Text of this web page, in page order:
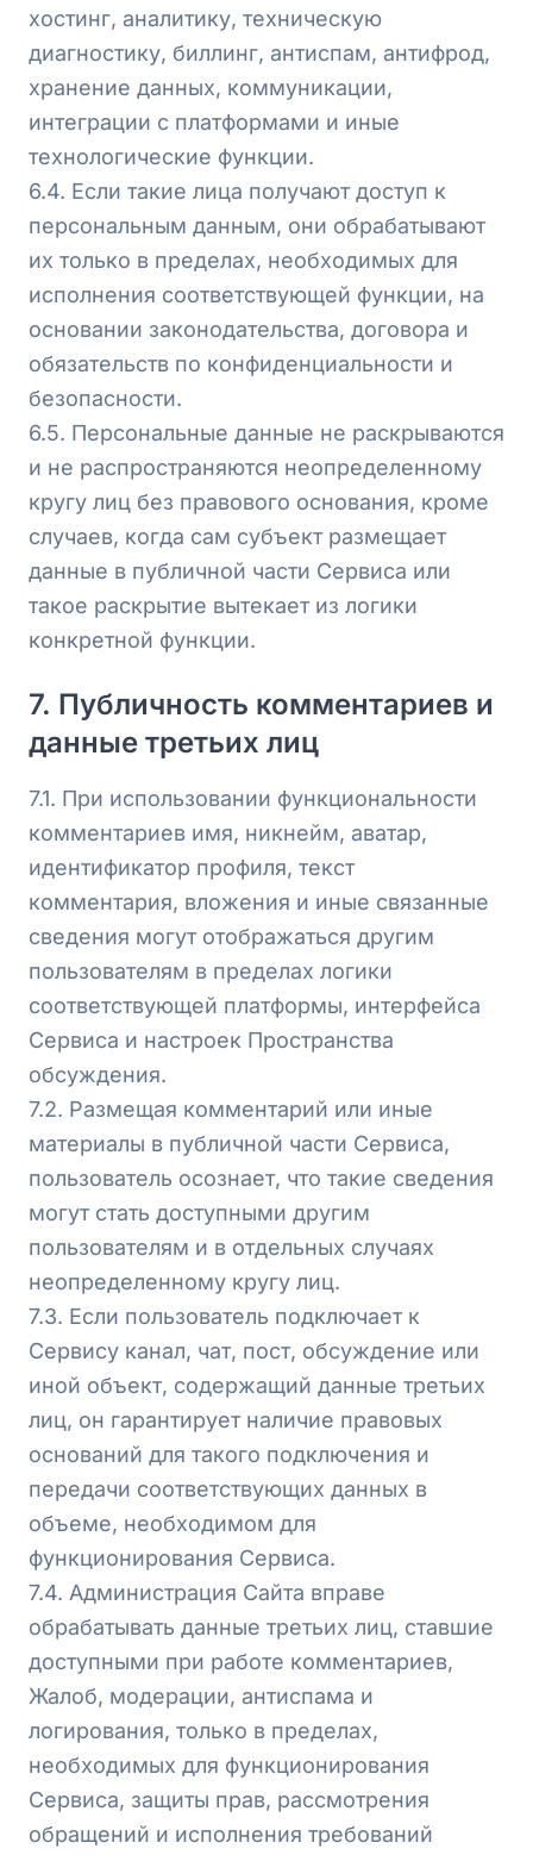
хостинг, аналитику, техническую
диагностику, биллинг, антиспам, антифрод,
хранение данных, коммуникации,
интеграции с платформами и иные
технологические функции.
6.4. Если такие лица получают доступ к
персональным данным, они обрабатывают
их только в пределах, необходимых для
исполнения соответствующей функции, на
основании законодательства, договора и
обязательств по конфиденциальности и
безопасности.
6.5. Персональные данные не раскрываются
и не распространяются неопределенному
кругу лиц без правового основания, кроме
случаев, когда сам субъект размещает
данные в публичной части Сервиса или
такое раскрытие вытекает из логики
конкретной функции.
7. Публичность комментариев и
данные третьих лиц
7.1. При использовании функциональности
комментариев имя, никнейм, аватар,
идентификатор профиля, текст
комментария, вложения и иные связанные
сведения могут отображаться другим
пользователям в пределах логики
соответствующей платформы, интерфейса
Сервиса и настроек Пространства
обсуждения.
7.2. Размещая комментарий или иные
материалы в публичной части Сервиса,
пользователь осознает, что такие сведения
могут стать доступными другим
пользователям и в отдельных случаях
неопределенному кругу лиц.
7.3. Если пользователь подключает к
Сервису канал, чат, пост, обсуждение или
иной объект, содержащий данные третьих
лиц, он гарантирует наличие правовых
оснований для такого подключения и
передачи соответствующих данных в
объеме, необходимом для
функционирования Сервиса.
7.4. Администрация Сайта вправе
обрабатывать данные третьих лиц, ставшие
доступными при работе комментариев,
Жалоб, модерации, антиспама и
логирования, только в пределах,
необходимых для функционирования
Сервиса, защиты прав, рассмотрения
обращений и исполнения требований